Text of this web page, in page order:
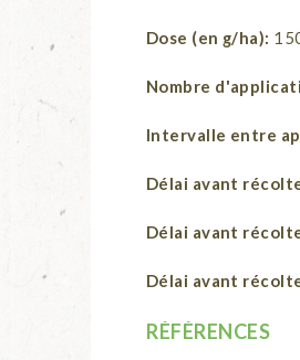
Dose (en g/ha):
Nombre
Intervalle entre
Délai avant
Délai avant
Délai avant
RÉFÉRENCES